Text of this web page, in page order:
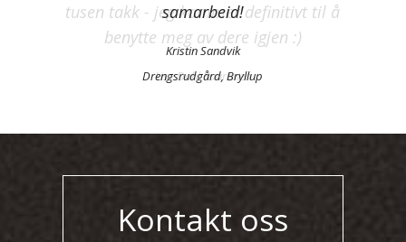
samarbeid!
Kristin Sandvik
Drengsrudgård, Bryllup
tusen takk - jeg kommer definitivt til å
benytte meg av dere igjen :)
Lise Dahl Kaartinen
Kontakt oss